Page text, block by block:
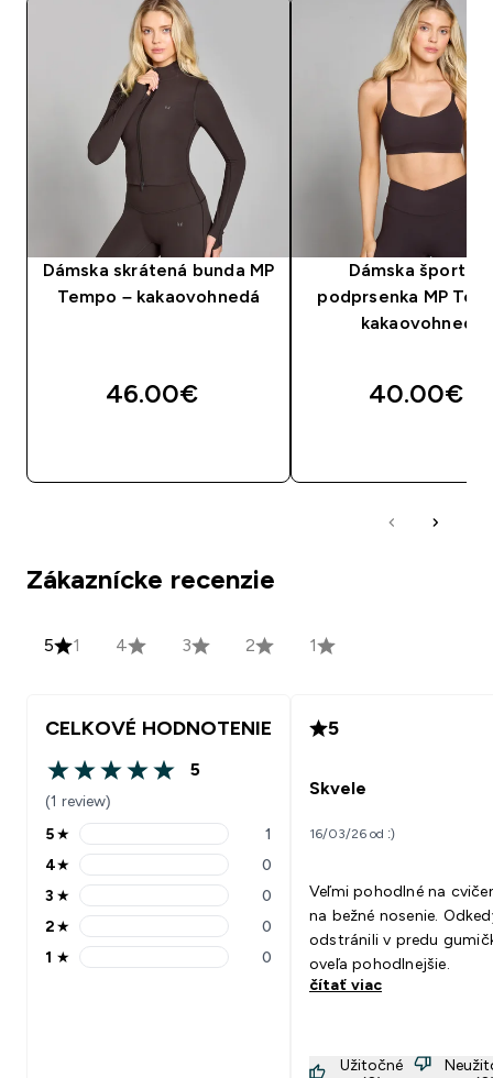
Dámska skrátená bunda MP
Tempo – kakaovohnedá
46.00€‎
Dámska
podprsenka MP
kakaovohnedá
40.00€‎
Zákaznícke recenzie
5 1 4 3 2 1
CELKOVÉ HODNOTENIE
5 out of 5 stars
5
(1 review)
5 stars rating 1 reviews
5★ 1
4 stars rating 0 reviews
4★ 0
3 stars rating 0 reviews
3 ★ 0
2 stars rating 0 reviews
2★ 0
1 stars rating 0 reviews
1 ★ 0
5
Skvele
16/03/26 od :)
Veľmi pohodlné na
na bežné nosenie.
odstránili v predu
oveľa pohodlnejšie.
čítať viac
Užitočné